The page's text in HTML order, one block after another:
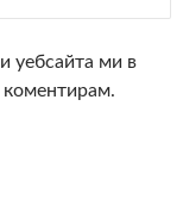
уебсайта ми в
коментирам.